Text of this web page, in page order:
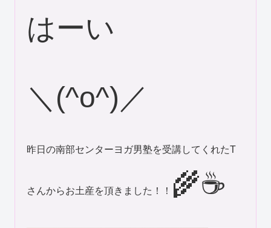
はーい
＼(^o^)／
昨日の南部センターヨガ男塾を受講してくれたT
さんからお土産を頂きました！！ 🌾☕